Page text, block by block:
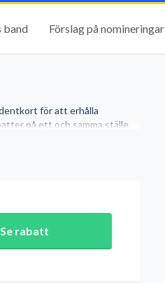
band Förslag på nomineringar
för att erhålla
på ett och samma ställe.
Se rabatt